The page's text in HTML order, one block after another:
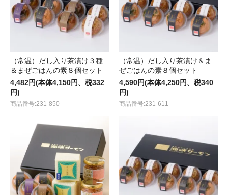
（常温）だし入り茶漬け３種
＆まぜごはんの素８個セット
4,482円(本体4,150円、税332
円)
商品番号:231-850
（常温）だし入り茶漬け＆ま
ぜごはんの素８個セット
4,590円(本体4,250円、税340
円)
商品番号:231-611